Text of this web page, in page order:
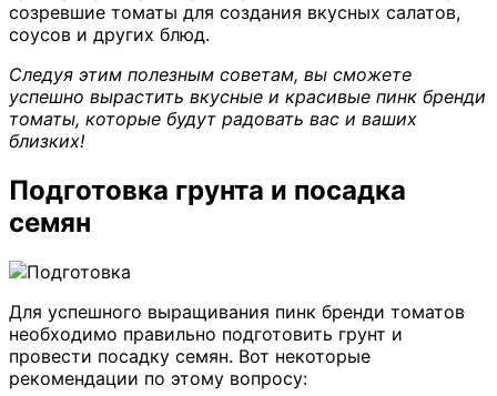
созревшие томаты для создания вкусных салатов,
соусов и других блюд.
Следуя этим полезным советам, вы сможете
успешно вырастить вкусные и красивые пинк бренди
томаты, которые будут радовать вас и ваших
близких!
Подготовка грунта и посадка
семян
Для успешного выращивания пинк бренди томатов
необходимо правильно подготовить грунт и
провести посадку семян. Вот некоторые
рекомендации по этому вопросу: